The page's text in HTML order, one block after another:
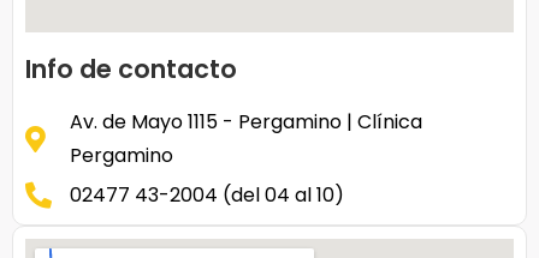
Info de contacto
Av. de Mayo 1115 - Pergamino | Clínica
Pergamino
02477 43-2004 (del 04 al 10)